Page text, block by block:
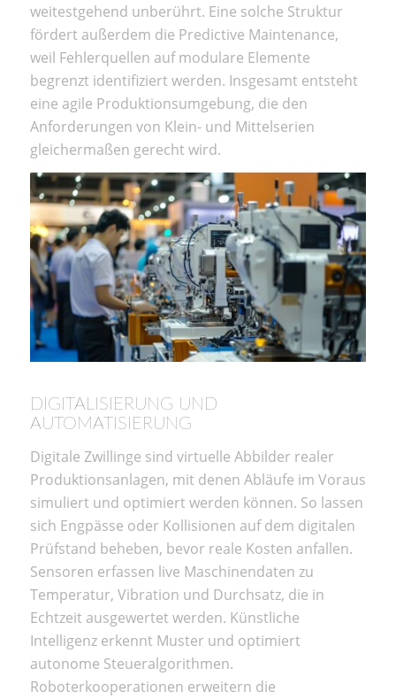
weitestgehend unberührt. Eine solche Struktur
fördert außerdem die Predictive Maintenance,
weil Fehlerquellen auf modulare Elemente
begrenzt identifiziert werden. Insgesamt entsteht
eine agile Produktionsumgebung, die den
Anforderungen von Klein- und Mittelserien
gleichermaßen gerecht wird.
DIGITALISIERUNG UND
AUTOMATISIERUNG
Digitale Zwillinge sind virtuelle Abbilder realer
Produktionsanlagen, mit denen Abläufe im Voraus
simuliert und optimiert werden können. So lassen
sich Engpässe oder Kollisionen auf dem digitalen
Prüfstand beheben, bevor reale Kosten anfallen.
Sensoren erfassen live Maschinendaten zu
Temperatur, Vibration und Durchsatz, die in
Echtzeit ausgewertet werden. Künstliche
Intelligenz erkennt Muster und optimiert
autonome Steueralgorithmen.
Roboterkooperationen erweitern die